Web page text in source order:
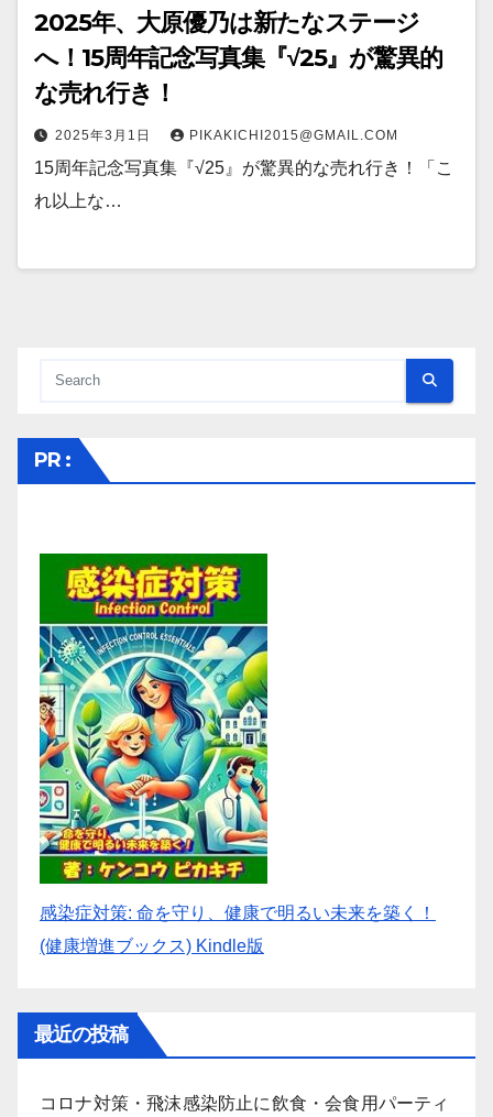
2025年、大原優乃は新たなステージ
へ！15周年記念写真集『√25』が驚異的
な売れ行き！
2025年3月1日 PIKAKICHI2015@GMAIL.COM
15周年記念写真集『√25』が驚異的な売れ行き！「こ
れ以上な…
PR :
感染症対策: 命を守り、健康で明るい未来を築く！
(健康増進ブックス) Kindle版
最近の投稿
コロナ対策・飛沫感染防止に飲食・会食用パーティ